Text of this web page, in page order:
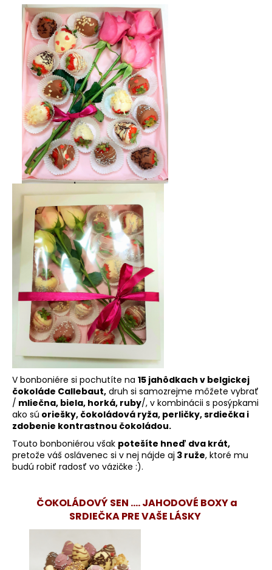
V bonboniére si pochutíte na 15 jahôdkach v belgickej
čokoláde Callebaut, druh si samozrejme môžete vybrať
/ mliečna, biela, horká, ruby/, v kombinácii s posýpkami
ako sú oriešky, čokoládová ryža, perličky, srdiečka i
zdobenie kontrastnou čokoládou.
Touto bonboniérou však potešíte hneď dva krát,
pretože váš oslávenec si v nej nájde aj 3 ruže, ktoré mu
budú robiť radosť vo vázičke :).
ČOKOLÁDOVÝ SEN .... JAHODOVÉ BOXY a
SRDIEČKA PRE VAŠE LÁSKY
HĽADAŤ
ú
a
m
VIKTORIA
€89